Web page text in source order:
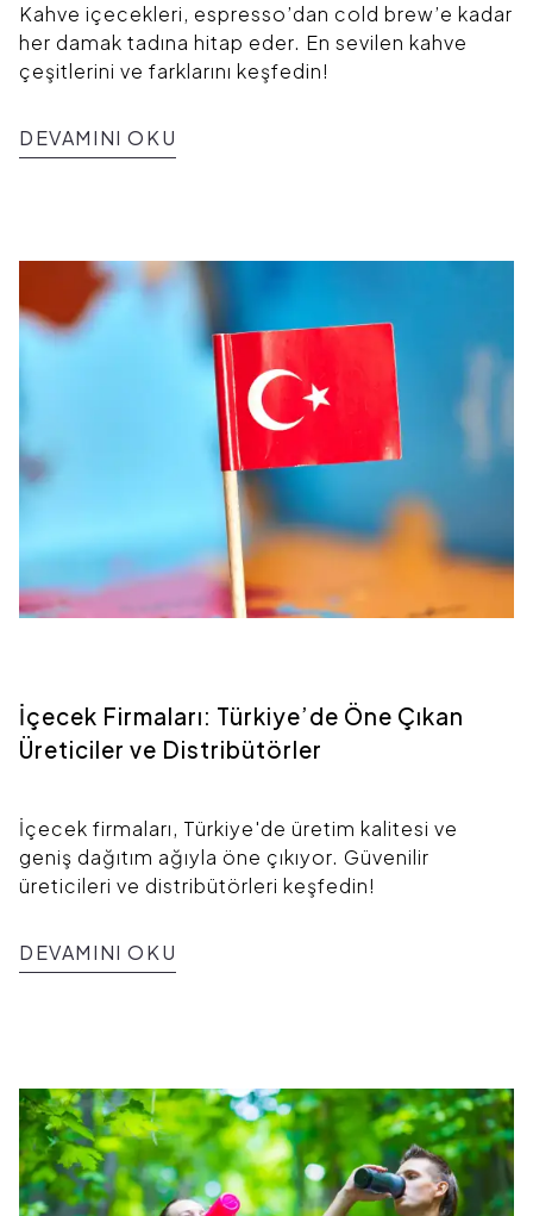
Kahve içecekleri, espresso’dan cold brew’e kadar
her damak tadına hitap eder. En sevilen kahve
çeşitlerini ve farklarını keşfedin!
DEVAMINI OKU
İçecek Firmaları: Türkiye’de Öne Çıkan
Üreticiler ve Distribütörler
İçecek firmaları, Türkiye'de üretim kalitesi ve
geniş dağıtım ağıyla öne çıkıyor. Güvenilir
üreticileri ve distribütörleri keşfedin!
DEVAMINI OKU